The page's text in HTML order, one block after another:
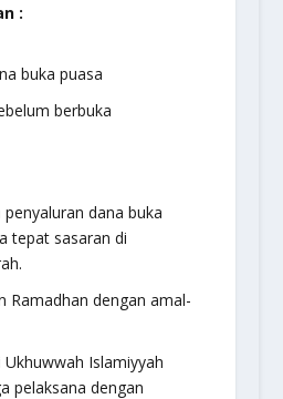
:
buka puasa
berbuka
penyaluran dana buka
tepat sasaran di
Ramadhan dengan amal-
Islamiyyah
pelaksana dengan